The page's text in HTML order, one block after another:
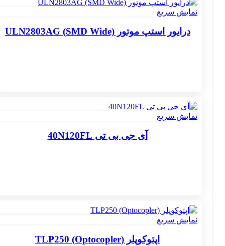
نمایش سریع
درایور استپ موتور ULN2803AG (SMD Wide)
نمایش سریع
آی جی بی تی 40N120FL
نمایش سریع
اپتوکوپلر (Optocopler) TLP250